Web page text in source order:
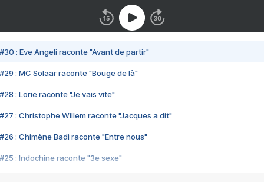
#30 : Eve Angeli raconte "Avant de partir"
#29 : MC Solaar raconte "Bouge de là"
#28 : Lorie raconte "Je vais vite"
#27 : Christophe Willem raconte "Jacques a dit"
#26 : Chimène Badi raconte "Entre nous"
#25 : Indochine raconte "3e sexe"